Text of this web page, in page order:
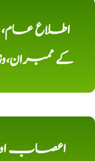
اطلاع عام،
کے
اعصاب اور